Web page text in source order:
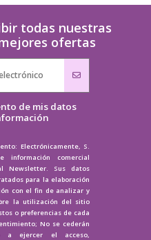
todas nuestras
ofertas
de mis datos
Electrónicamente, S.
información comercial
Newsletter. Sus datos
para la elaboración
con el fin de analizar y
la utilización del sitio
o preferencias de cada
No se cederán
a ejercer el acceso,